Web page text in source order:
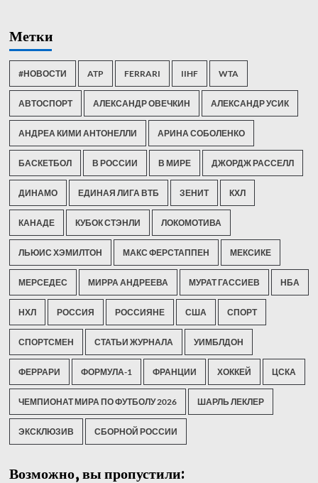
Метки
#НОВОСТИ ATP FERRARI IIHF WTA
АВТОСПОРТ АЛЕКСАНДР ОВЕЧКИН АЛЕКСАНДР УСИК
АНДРЕА КИМИ АНТОНЕЛЛИ АРИНА СОБОЛЕНКО
БАСКЕТБОЛ В РОССИИ В МИРЕ ДЖОРДЖ РАССЕЛЛ
ДИНАМО ЕДИНАЯ ЛИГА ВТБ ЗЕНИТ КХЛ
КАНАДЕ КУБОК СТЭНЛИ ЛОКОМОТИВА
ЛЬЮИС ХЭМИЛТОН МАКС ФЕРСТАППЕН МЕКСИКЕ
МЕРСЕДЕС МИРРА АНДРЕЕВА МУРАТ ГАССИЕВ НБА
НХЛ РОССИЯ РОССИЯНЕ США СПОРТ
СПОРТСМЕН СТАТЬИ ЖУРНАЛА УИМБЛДОН
ФЕРРАРИ ФОРМУЛА-1 ФРАНЦИИ ХОККЕЙ ЦСКА
ЧЕМПИОНАТ МИРА ПО ФУТБОЛУ 2026 ШАРЛЬ ЛЕКЛЕР
ЭКСКЛЮЗИВ СБОРНОЙ РОССИИ
Возможно, вы пропустили: